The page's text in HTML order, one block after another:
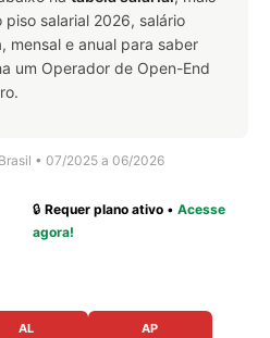
salarial 2026, salário
mensal e anual para saber
um Operador de Open-End
• 07/2025 a 06/2026
🔒Requer plano ativo •Acesse
agora!
AL AP